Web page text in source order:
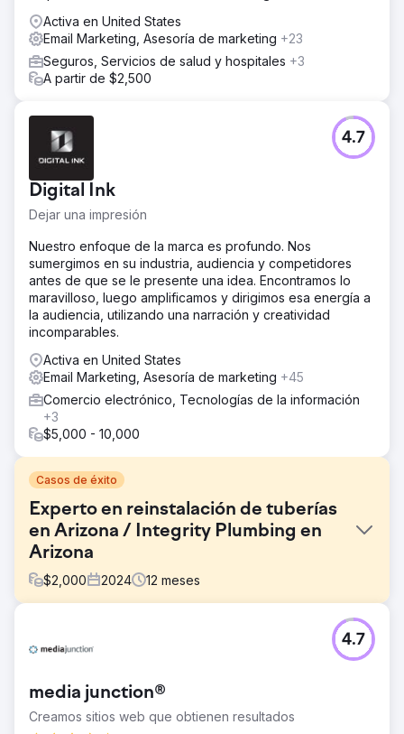
Activa en United States
Email Marketing, Asesoría de marketing +23
Seguros, Servicios de salud y hospitales +3
A partir de $2,500
Digital Ink
Dejar una impresión
4.7
Nuestro enfoque de la marca es profundo. Nos
sumergimos en su industria, audiencia y competidores
antes de que se le presente una idea. Encontramos lo
maravilloso, luego amplificamos y dirigimos esa energía a
la audiencia, utilizando una narración y creatividad
incomparables.
Activa en United States
Email Marketing, Asesoría de marketing +45
Comercio electrónico, Tecnologías de la información
+3
$5,000 - 10,000
Casos de éxito
Experto en reinstalación de tuberías
en Arizona / Integrity Plumbing en
Arizona
$2,000 2024 12 meses
Integrity Plumbing of Arizona nos encargó convertirnos
en el experto número uno en reinstalación de tuberías en
La solución
Inicialmente, necesitábamos una reestructuración
media junction®
Creamos sitios web que obtienen resultados
4.7